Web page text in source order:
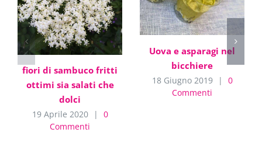
fiori di sambuco fritti
ottimi sia salati che
dolci
19 Aprile 2020 |
0
Commenti
Uova e asparagi nel
bicchiere
18 Giugno 2019 |
0
Commenti